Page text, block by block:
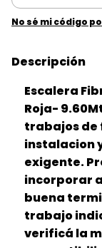
No sé mi código
Descripción
Escalera
Roja-
trabajos
instalacion
exigente.
incorporar
buena
trabajo
verificá la